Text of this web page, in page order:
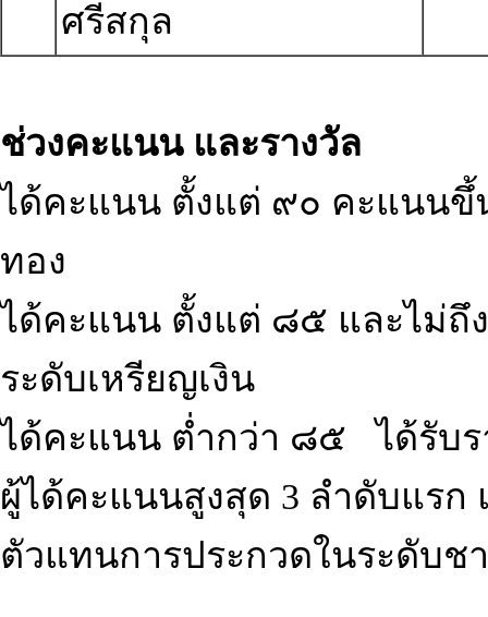
ศรีสกุล
ช่วงคะแนน และรางวัล
ได้คะแนน ตั้งแต่ ๙๐ คะแนนขึ้
ทอง
ได้คะแนน ตั้งแต่ ๘๕ และไม่ถึ
ระดับเหรียญเงิน
ได้คะแนน ต่ำกว่า ๘๕ ได้รับร
ผู้ได้คะแนนสูงสุด 3 ลำดับแร
ตัวแทนการประกวดในระดับช